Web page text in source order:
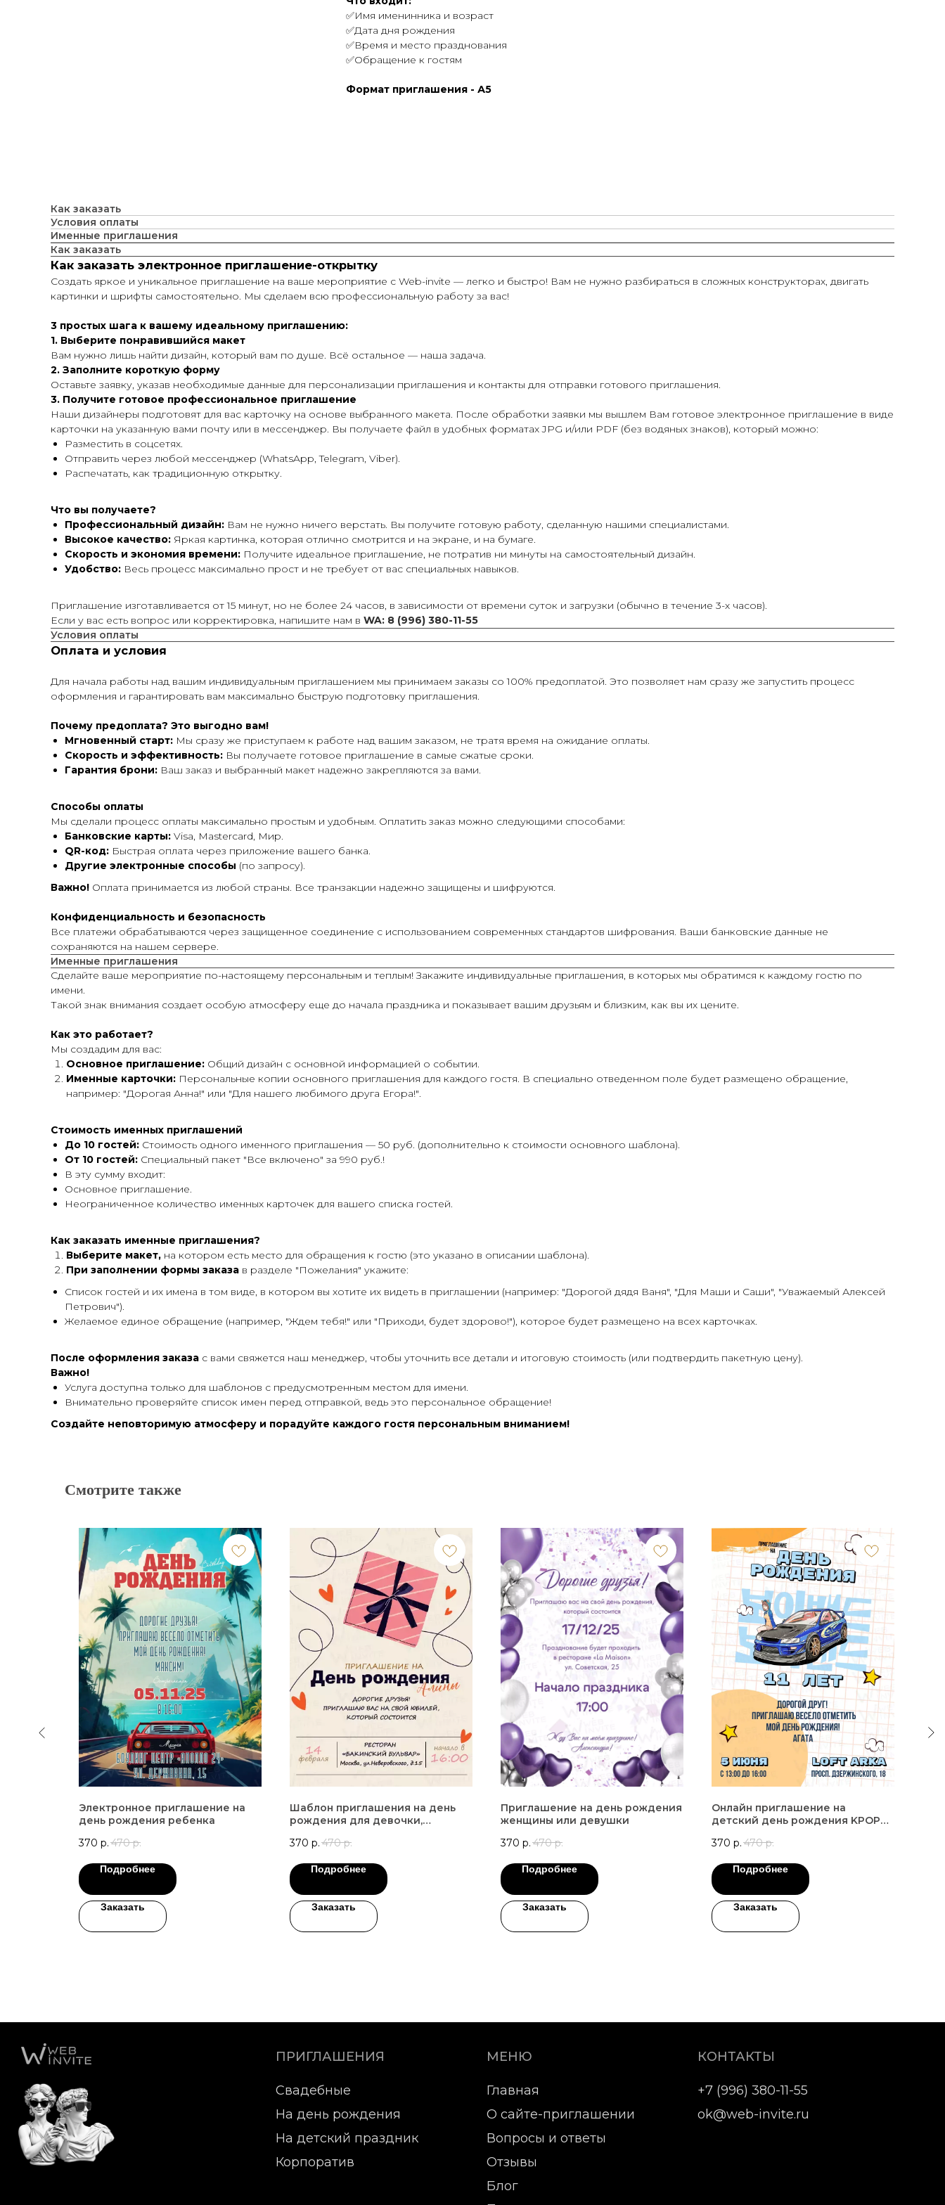
✅Имя именинника и возраст
✅Дата дня рождения
✅Время и место празднования
✅Обращение к гостям
Формат приглашения - А5
Как заказать
Условия оплаты
Именные приглашения
Как заказать
Как заказать электронное приглашение-открытку
Создать яркое и уникальное приглашение на ваше мероприятие с Web-invite — легко и быстро! Вам не нужно разбираться в сложных конструкторах, двигать
картинки и шрифты самостоятельно. Мы сделаем всю профессиональную работу за вас!
3 простых шага к вашему идеальному приглашению:
1. Выберите понравившийся макет
Вам нужно лишь найти дизайн, который вам по душе. Всё остальное — наша задача.
2. Заполните короткую форму
Оставьте заявку, указав необходимые данные для персонализации приглашения и контакты для отправки готового приглашения.
3. Получите готовое профессиональное приглашение
Наши дизайнеры подготовят для вас карточку на основе выбранного макета. После обработки заявки мы вышлем Вам готовое электронное приглашение в виде
карточки на указанную вами почту или в мессенджер. Вы получаете файл в удобных форматах JPG и/или PDF (без водяных знаков), который можно:
Разместить в соцсетях.
Отправить через любой мессенджер (WhatsApp, Telegram, Viber).
Распечатать, как традиционную открытку.
Что вы получаете?
Профессиональный дизайн: Вам не нужно ничего верстать. Вы получите готовую работу, сделанную нашими специалистами.
Высокое качество: Яркая картинка, которая отлично смотрится и на экране, и на бумаге.
Скорость и экономия времени: Получите идеальное приглашение, не потратив ни минуты на самостоятельный дизайн.
Удобство: Весь процесс максимально прост и не требует от вас специальных навыков.
Приглашение изготавливается от 15 минут, но не более 24 часов, в зависимости от времени суток и загрузки (обычно в течение 3-х часов).
Если у вас есть вопрос или корректировка, напишите нам в WA: 8 (996) 380-11-55
Условия оплаты
Оплата и условия
Для начала работы над вашим индивидуальным приглашением мы принимаем заказы со 100% предоплатой. Это позволяет нам сразу же запустить процесс
оформления и гарантировать вам максимально быструю подготовку приглашения.
Почему предоплата? Это выгодно вам!
Мгновенный старт: Мы сразу же приступаем к работе над вашим заказом, не тратя время на ожидание оплаты.
Скорость и эффективность: Вы получаете готовое приглашение в самые сжатые сроки.
Гарантия брони: Ваш заказ и выбранный макет надежно закрепляются за вами.
Способы оплаты
Мы сделали процесс оплаты максимально простым и удобным. Оплатить заказ можно следующими способами:
Банковские карты: Visa, Mastercard, Мир.
QR-код: Быстрая оплата через приложение вашего банка.
Другие электронные способы (по запросу).
Важно! Оплата принимается из любой страны. Все транзакции надежно защищены и шифруются.
Конфиденциальность и безопасность
Все платежи обрабатываются через защищенное соединение с использованием современных стандартов шифрования. Ваши банковские данные не
сохраняются на нашем сервере.
Именные приглашения
Сделайте ваше мероприятие по-настоящему персональным и теплым! Закажите индивидуальные приглашения, в которых мы обратимся к каждому гостю по
имени.
Такой знак внимания создает особую атмосферу еще до начала праздника и показывает вашим друзьям и близким, как вы их цените.
Как это работает?
Мы создадим для вас:
Основное приглашение: Общий дизайн с основной информацией о событии.
Именные карточки: Персональные копии основного приглашения для каждого гостя. В специально отведенном поле будет размещено обращение,
например: "Дорогая Анна!" или "Для нашего любимого друга Егора!".
Стоимость именных приглашений
До 10 гостей: Стоимость одного именного приглашения — 50 руб. (дополнительно к стоимости основного шаблона).
От 10 гостей: Специальный пакет "Все включено" за 990 руб.!
В эту сумму входит:
Основное приглашение.
Неограниченное количество именных карточек для вашего списка гостей.
Как заказать именные приглашения?
Выберите макет, на котором есть место для обращения к гостю (это указано в описании шаблона).
При заполнении формы заказа в разделе "Пожелания" укажите:
Список гостей и их имена в том виде, в котором вы хотите их видеть в приглашении (например: "Дорогой дядя Ваня", "Для Маши и Саши", "Уважаемый Алексей
Петрович").
Желаемое единое обращение (например, "Ждем тебя!" или "Приходи, будет здорово!"), которое будет размещено на всех карточках.
После оформления заказа с вами свяжется наш менеджер, чтобы уточнить все детали и итоговую стоимость (или подтвердить пакетную цену).
Важно!
Услуга доступна только для шаблонов с предусмотренным местом для имени.
Внимательно проверяйте список имен перед отправкой, ведь это персональное обращение!
Создайте неповторимую атмосферу и порадуйте каждого гостя персональным вниманием!
Смотрите также
Электронное приглашение на
день рождения ребенка
370 р. 470 р.
Подробнее
Заказать
Шаблон приглашения на день
рождения для девочки,
370 р. 470 р.
Подробнее
Заказать
Приглашение на день рождения
женщины или девушки
370 р. 470 р.
Подробнее
Заказать
Онлайн приглашение на
детский день рождения KPOP
370 р. 470 р.
Подробнее
Заказать
+7 (996) 380-11-55
Главная
Свадебные
На день рождения
Корпоратив
О сайте-приглашении
Вопросы и ответы
Отзывы
Блог
ok@web-invite.ru
ПРИГЛАШЕНИЯ МЕНЮ КОНТАКТЫ
На детский праздник